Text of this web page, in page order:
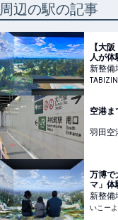
周辺の駅の記事
【大
人が体
ル！空
体験
人生に
新整備
空港ま
羽田空
万博で
マ」
夏にリ
新整備
いこー